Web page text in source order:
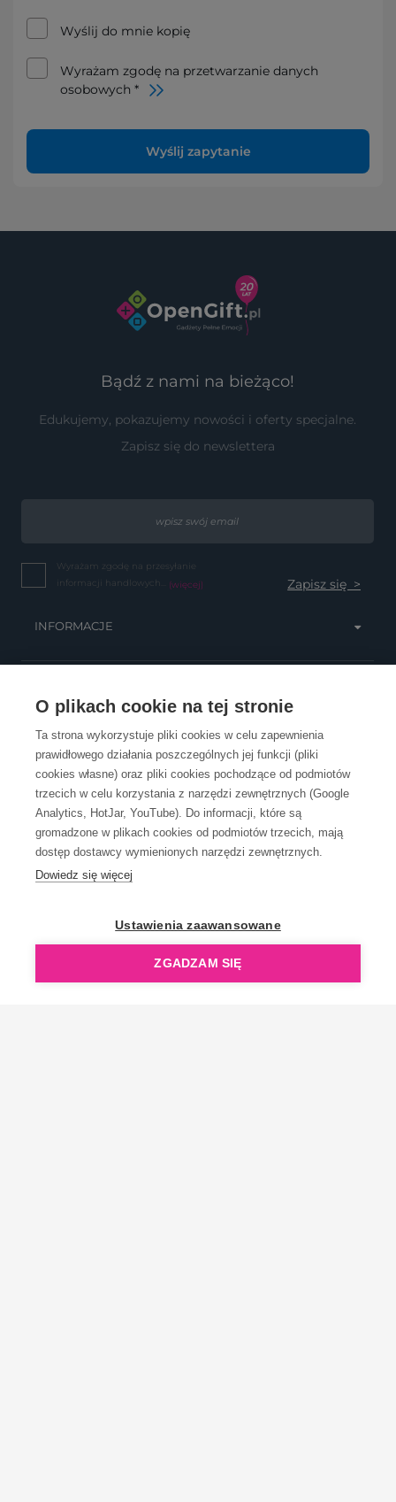
O plikach cookie na tej stronie
Ta strona wykorzystuje pliki cookies w celu zapewnienia
prawidłowego działania poszczególnych jej funkcji (pliki
cookies własne) oraz pliki cookies pochodzące od podmiotów
trzecich w celu korzystania z narzędzi zewnętrznych (Google
Analytics, HotJar, YouTube). Do informacji, które są
gromadzone w plikach cookies od podmiotów trzecich, mają
dostęp dostawcy wymienionych narzędzi zewnętrznych.
Dowiedz się więcej
Ustawienia zaawansowane
ZGADZAM SIĘ
Wyślij do mnie kopię
Wyrażam zgodę na przetwarzanie danych
osobowych *
Wyślij zapytanie
Bądź z nami na bieżąco!
Edukujemy, pokazujemy nowości i oferty specjalne.
Zapisz się do newslettera
Wyrażam zgodę na przesyłanie
informacji handlowych... (więcej)
INFORMACJE
OBSŁUGA KLIENTA
KONTAKT
OpenGift jest częścią ReflectGroup.